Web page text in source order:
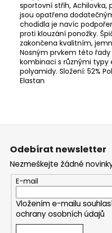
sportovní střih, Achilovka,
jsou opatřena
chodidla je navíc
proti klouzání ponožky.
zakončena kvalitním,
Nosným prvkem této
kombinaci s různými typy
polyamidy. Složení: 52%
Elastan
Z
Odebírat newsletter
Nezmeškejte žádné
E-mail
Vložením e-mailu
ochrany osobních údajů